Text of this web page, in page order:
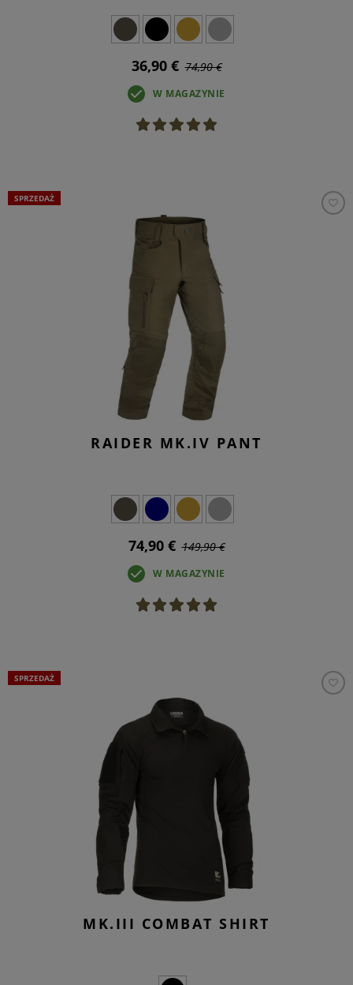
36,90 € 74,90 €
W MAGAZYNIE
SPRZEDAŻ
RAIDER MK.IV PANT
74,90 € 149,90 €
W MAGAZYNIE
SPRZEDAŻ
MK.III COMBAT SHIRT